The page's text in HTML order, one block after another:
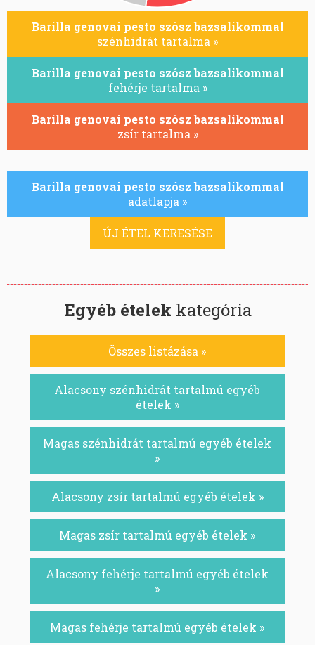
Barilla genovai pesto szósz bazsalikommal
szénhidrát tartalma »
Barilla genovai pesto szósz bazsalikommal
fehérje tartalma »
Barilla genovai pesto szósz bazsalikommal
zsír tartalma »
Barilla genovai pesto szósz bazsalikommal
adatlapja »
ÚJ ÉTEL KERESÉSE
Egyéb ételek kategória
Összes listázása »
Alacsony szénhidrát tartalmú egyéb
ételek »
Magas szénhidrát tartalmú egyéb ételek
»
Alacsony zsír tartalmú egyéb ételek »
Magas zsír tartalmú egyéb ételek »
Alacsony fehérje tartalmú egyéb ételek
»
Magas fehérje tartalmú egyéb ételek »